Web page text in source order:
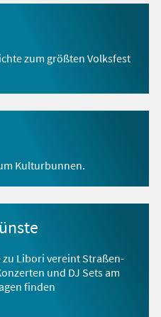
zum größten Volksfest
Kulturbunnen.
zu Libori vereint Straßen-
und DJ Sets am
finden